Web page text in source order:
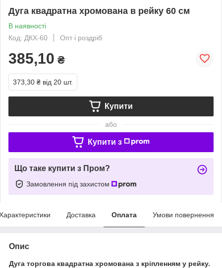
Дуга квадратна хромована в рейку 60 см
В наявності
Код: ДКХ-60
Опт і роздріб
385,10 ₴
373,30 ₴ від 20 шт.
Купити
або
Купити з
Що таке купити з Пром?
Замовлення під захистом
Доставка Оплата Умови повернення
Опис
Дуга торгова квадратна хромована з кріпленням у рейку.